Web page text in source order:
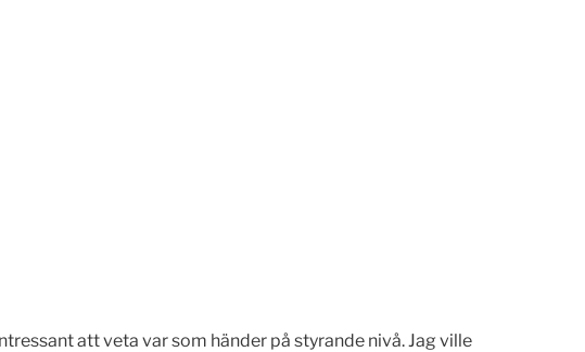
att veta var som händer på styrande nivå. Jag ville